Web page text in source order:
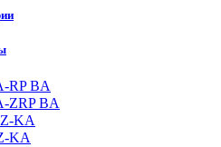
RP BA
ZRP BA
KA
KA